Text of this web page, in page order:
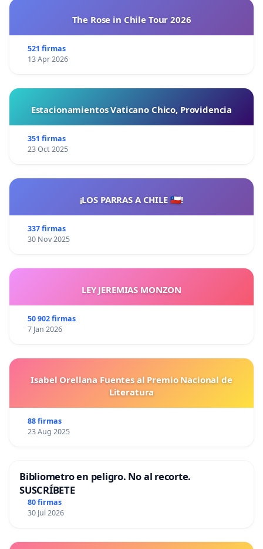
The Rose in Chile Tour 2026
521 firmas
13 Apr 2026
Estacionamientos Vaticano Chico, Providencia
351 firmas
23 Oct 2025
¡LOS PARRAS A CHILE 🇨🇱!
337 firmas
30 Nov 2025
LEY JEREMIAS MONZON
50 902 firmas
7 Jan 2026
Isabel Orellana Fuentes al Premio Nacional de
Literatura
88 firmas
23 Aug 2025
Bibliometro en peligro. No al recorte.
SUSCRÍBETE
80 firmas
30 Jul 2026